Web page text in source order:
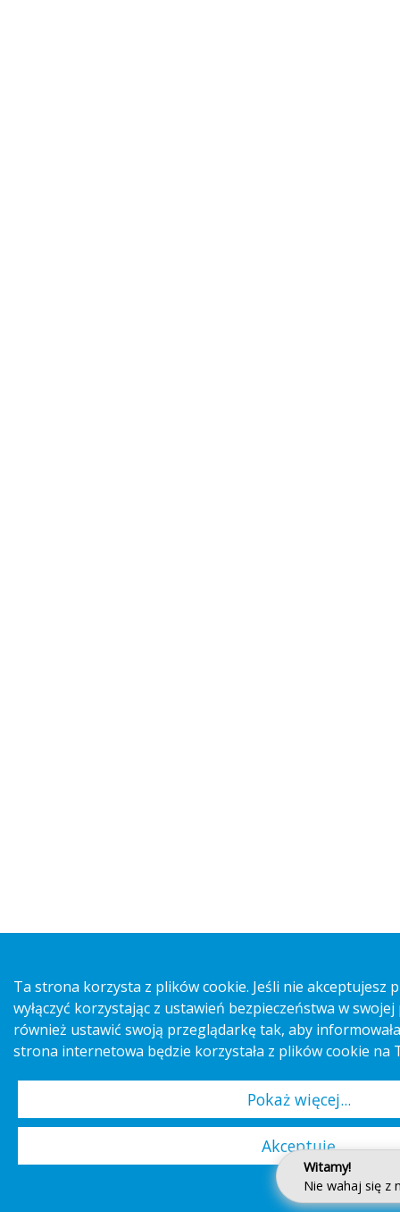
Witamy!
Nie wahaj się z
Ta strona korzysta z plików cookie. Jeśli nie akceptujesz
wyłączyć korzystając z ustawień bezpieczeństwa w
również ustawić swoją przeglądarkę tak, aby
strona internetowa będzie korzystała z plików cookie na
Pokaż więcej...
Akceptuję